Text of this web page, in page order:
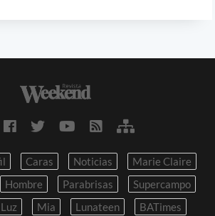
Caras Noticias
Marie Claire
Hombre Parabrisas
Supercampo
Luz Mia Lunateen BATimes